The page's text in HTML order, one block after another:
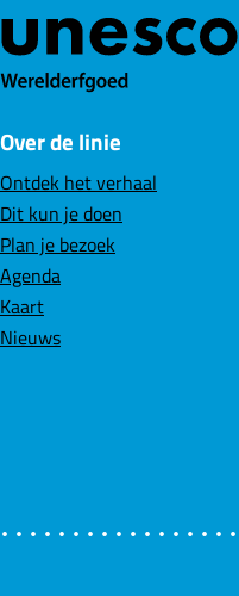
K
M
)
Over de linie
Ontdek het verhaal
Dit kun je doen
Plan je bezoek
Agenda
Kaart
Nieuws